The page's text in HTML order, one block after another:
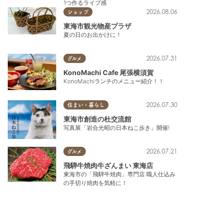
1つ作るライブ感
ショップ 2026.08.06
東海市観光物産プラザ
夏の日のお出かけに！
グルメ 2026.07.31
KonoMachi Cafe 尾張横須賀
KonoMachiランチのメニュー紹介！！
住まい・暮らし 2026.07.30
東海市創造の杜交流館
写真展「岩合光昭の日本ねこ歩き」開催!
グルメ 2026.07.21
飛騨牛焼肉牛ざんまい 東海店
東海市の「飛騨牛焼肉」専門店 職人仕込み
の手切り焼肉を気軽に！